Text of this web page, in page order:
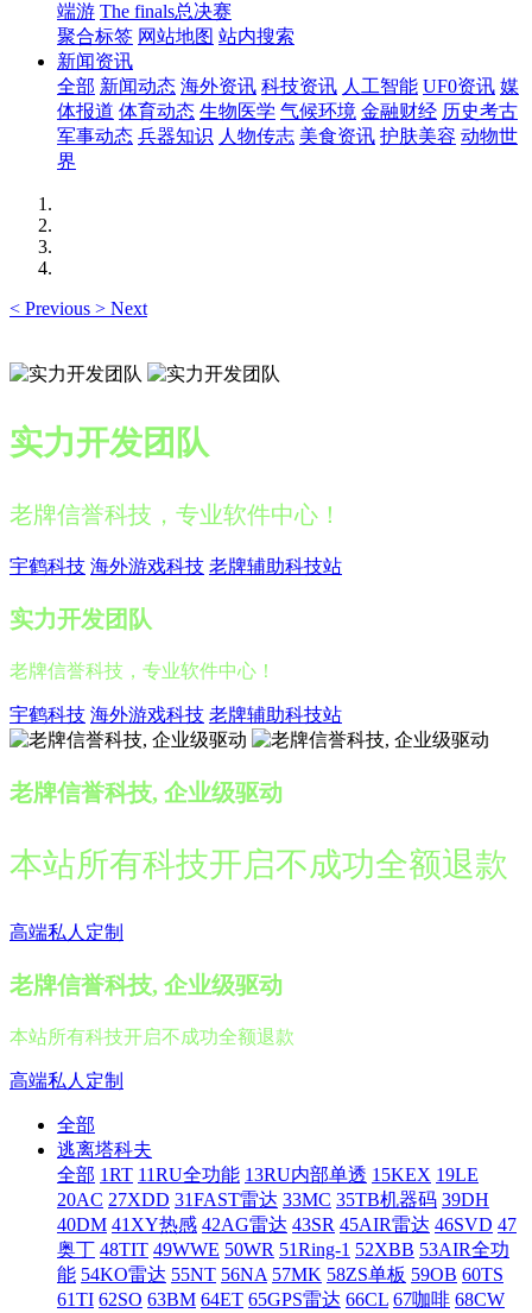
端游 The finals总决赛
聚合标签 网站地图 站内搜索
新闻资讯
全部 新闻动态 海外资讯 科技资讯 人工智能 UF0资讯 媒
体报道 体育动态 生物医学 气候环境 金融财经 历史考古
军事动态 兵器知识 人物传志 美食资讯 护肤美容 动物世
界
< Previous > Next
实力开发团队
老牌信誉科技，专业软件中心！
宇鹤科技 海外游戏科技 老牌辅助科技站
实力开发团队
老牌信誉科技，专业软件中心！
宇鹤科技 海外游戏科技 老牌辅助科技站
老牌信誉科技, 企业级驱动
本站所有科技开启不成功全额退款
高端私人定制
老牌信誉科技, 企业级驱动
本站所有科技开启不成功全额退款
高端私人定制
全部
逃离塔科夫
全部 1RT 11RU全功能 13RU内部单透 15KEX 19LE
20AC 27XDD 31FAST雷达 33MC 35TB机器码 39DH
40DM 41XY热感 42AG雷达 43SR 45AIR雷达 46SVD 47
奥丁 48TIT 49WWE 50WR 51Ring-1 52XBB 53AIR全功
能 54KO雷达 55NT 56NA 57MK 58ZS单板 59OB 60TS
61TI 62SO 63BM 64ET 65GPS雷达 66CL 67咖啡 68CW